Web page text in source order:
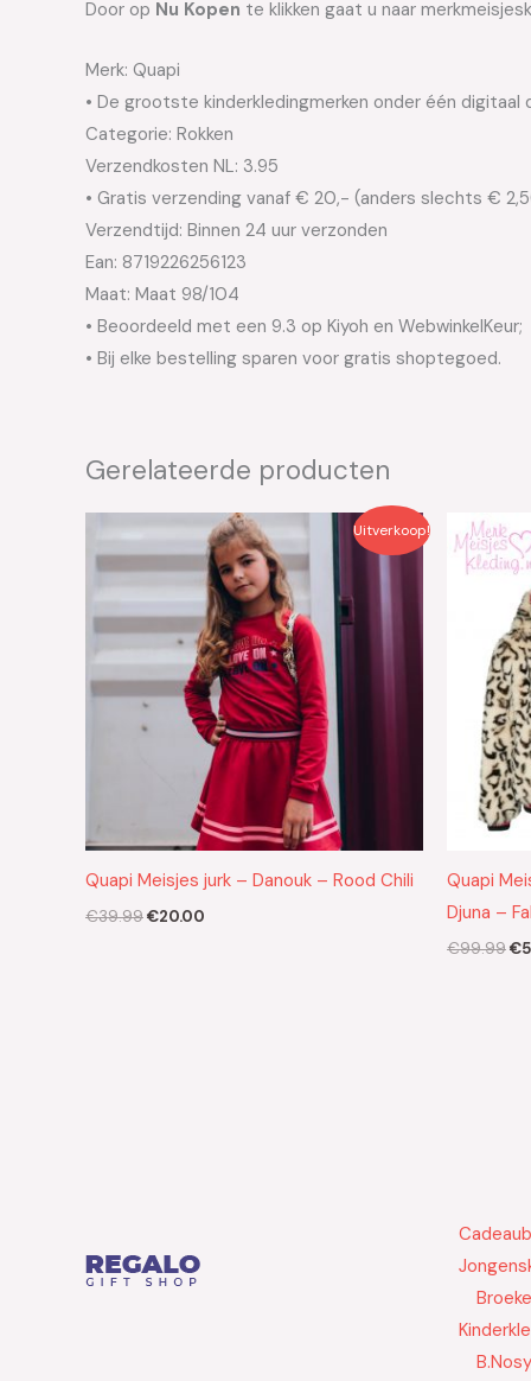
Door op Nu Kopen te klikken gaat u naar
Merk: Quapi
• De grootste kinderkledingmerken onder één digitaal
Categorie: Rokken
Verzendkosten NL: 3.95
• Gratis verzending vanaf € 20,- (anders slechts €
Verzendtijd: Binnen 24 uur verzonden
Ean: 8719226256123
Maat: Maat 98/104
• Beoordeeld met een 9.3 op Kiyoh en WebwinkelKeur;
• Bij elke bestelling sparen voor gratis shoptegoed.
Gerelateerde producten
Uitverkoop!
Quapi Meisjes jurk – Danouk – Rood Chili
€39.99
Oorspronkelijke
was:
€39.99.
€20.00
Huidige
prijs
is:
€20.00.
Quapi
Djuna –
€99.99€
B.Nosy